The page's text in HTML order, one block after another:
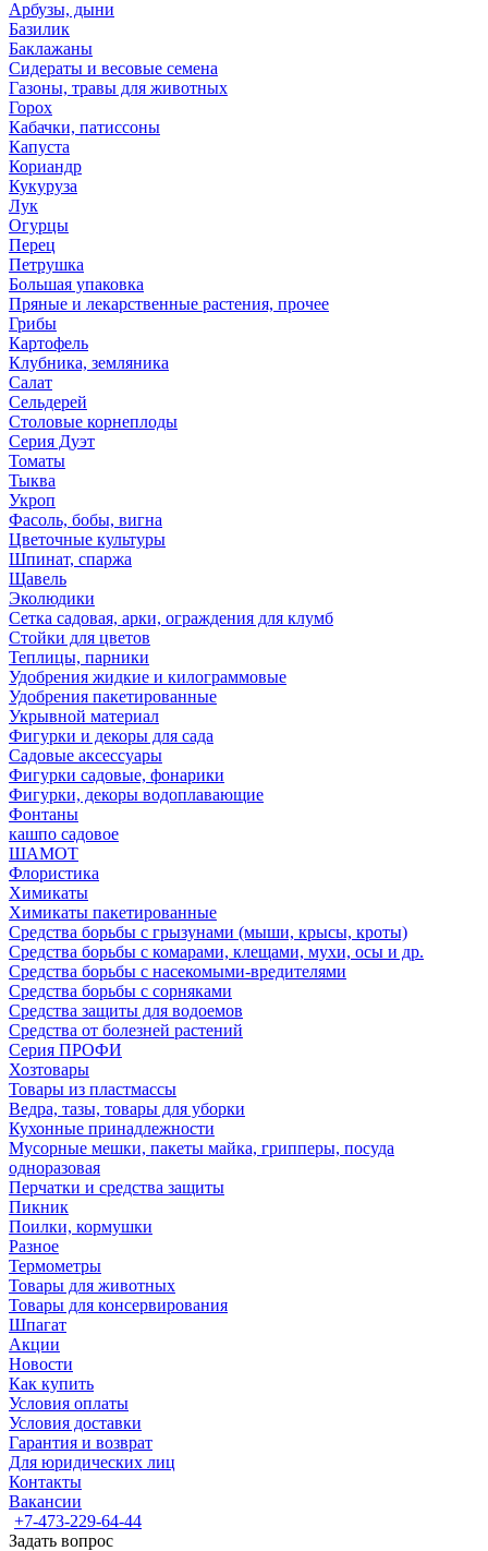
Арбузы, дыни
Базилик
Баклажаны
Сидераты и весовые семена
Газоны, травы для животных
Горох
Кабачки, патиссоны
Капуста
Кориандр
Кукуруза
Лук
Огурцы
Перец
Петрушка
Большая упаковка
Пряные и лекарственные растения, прочее
Грибы
Картофель
Клубника, земляника
Салат
Сельдерей
Столовые корнеплоды
Серия Дуэт
Томаты
Тыква
Укроп
Фасоль, бобы, вигна
Цветочные культуры
Шпинат, спаржа
Щавель
Эколюдики
Сетка садовая, арки, ограждения для клумб
Стойки для цветов
Теплицы, парники
Удобрения жидкие и килограммовые
Удобрения пакетированные
Укрывной материал
Фигурки и декоры для сада
Садовые аксессуары
Фигурки садовые, фонарики
Фигурки, декоры водоплавающие
Фонтаны
кашпо садовое
ШАМОТ
Флористика
Химикаты
Химикаты пакетированные
Средства борьбы с грызунами (мыши, крысы, кроты)
Средства борьбы с комарами, клещами, мухи, осы и др.
Средства борьбы с насекомыми-вредителями
Средства борьбы с сорняками
Средства защиты для водоемов
Средства от болезней растений
Серия ПРОФИ
Хозтовары
Товары из пластмассы
Ведра, тазы, товары для уборки
Кухонные принадлежности
Мусорные мешки, пакеты майка, грипперы, посуда
одноразовая
Перчатки и средства защиты
Пикник
Поилки, кормушки
Разное
Термометры
Товары для животных
Товары для консервирования
Шпагат
Акции
Новости
Как купить
Условия оплаты
Условия доставки
Гарантия и возврат
Для юридических лиц
Контакты
Вакансии
+7-473-229-64-44
Задать вопрос